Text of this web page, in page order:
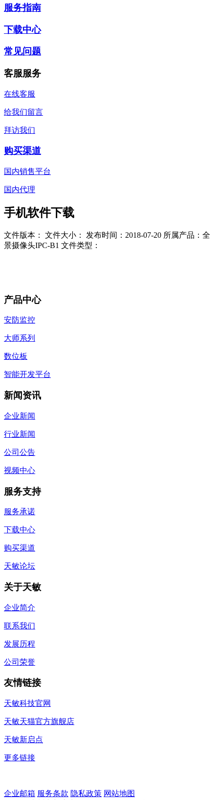
服务指南
下载中心
常见问题
客服服务
在线客服
给我们留言
拜访我们
购买渠道
国内销售平台
国内代理
手机软件下载
文件版本： 文件大小： 发布时间：2018-07-20 所属产品：全
景摄像头IPC-B1 文件类型：
产品中心
安防监控
大师系列
数位板
智能开发平台
新闻资讯
企业新闻
行业新闻
公司公告
视频中心
服务支持
服务承诺
下载中心
购买渠道
天敏论坛
关于天敏
企业简介
联系我们
发展历程
公司荣誉
友情链接
天敏科技官网
天敏天猫官方旗舰店
天敏新启点
更多链接
企业邮箱 服务条款 隐私政策 网站地图